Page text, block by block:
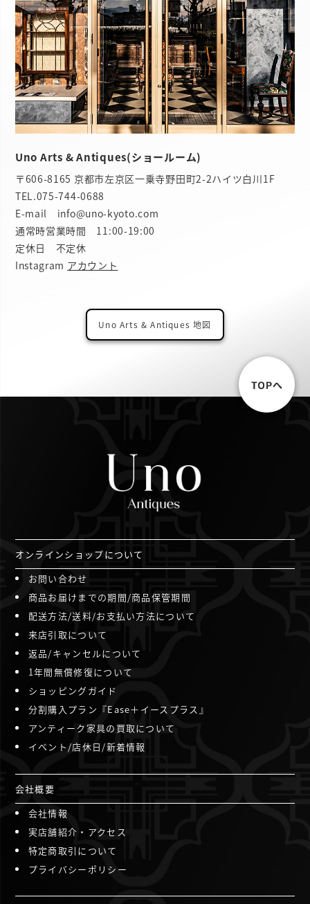
Uno Arts & Antiques(ショールーム)
〒606-8165 京都市左京区一乗寺野田町2-2ハイツ白川1F
TEL.075-744-0688
E-mail info@uno-kyoto.com
通常時営業時間 11:00-19:00
定休日 不定休
Instagram アカウント
Uno Arts & Antiques 地図
オンラインショップについて
お問い合わせ
商品お届けまでの期間/商品保管期間
配送方法/送料/お支払い方法について
来店引取について
返品/キャンセルについて
1年間無償修復について
ショッピングガイド
分割購入プラン『Ease＋イースプラス』
アンティーク家具の買取について
イベント/店休日/新着情報
会社概要
会社情報
実店舗紹介・アクセス
特定商取引について
プライバシーポリシー